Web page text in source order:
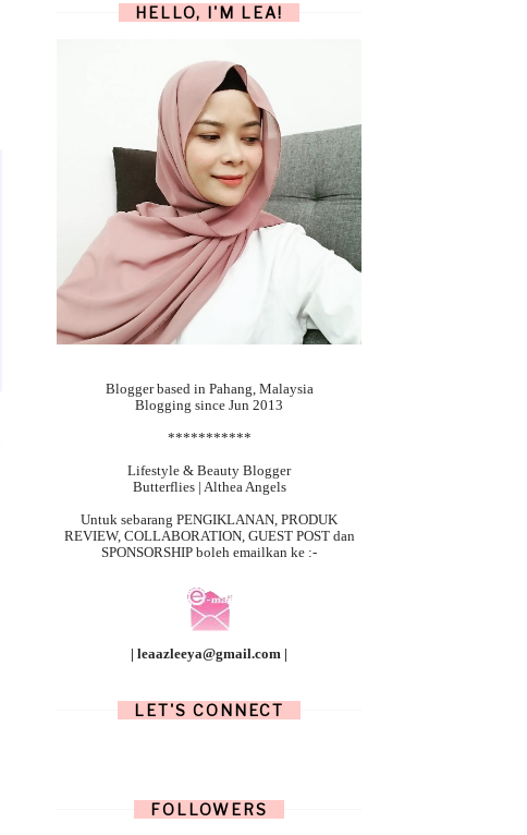
HELLO, I'M LEA!
Blogger based in Pahang, Malaysia
Blogging since Jun 2013
***********
Lifestyle & Beauty Blogger
Butterflies | Althea Angels
Untuk sebarang PENGIKLANAN, PRODUK
REVIEW, COLLABORATION, GUEST POST dan
SPONSORSHIP boleh emailkan ke :-
| leaazleeya@gmail.com |
LET'S CONNECT
FOLLOWERS